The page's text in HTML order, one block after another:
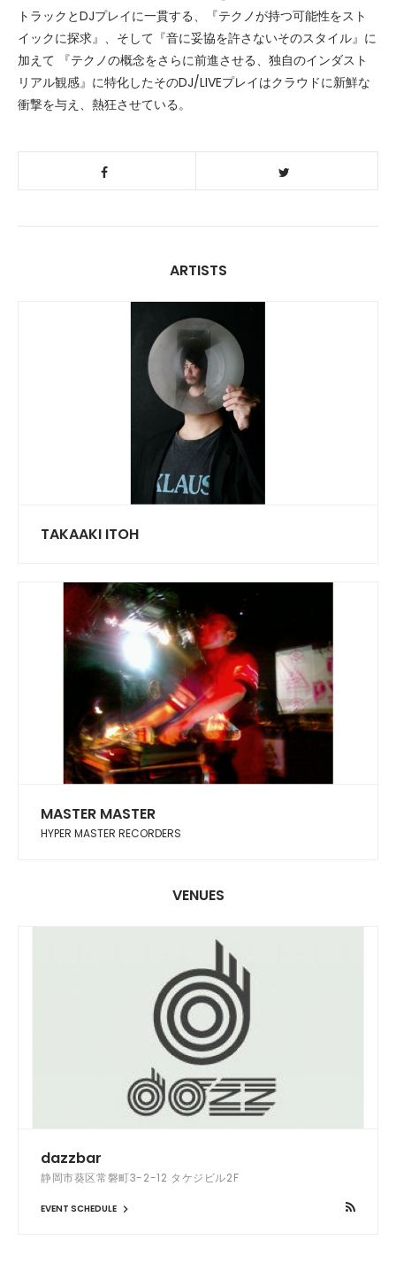
トラックとDJプレイに一貫する、『テクノが持つ可能性をスト
イックに探求』、そして『音に妥協を許さないそのスタイル』に
加えて 『テクノの概念をさらに前進させる、独自のインダスト
リアル観感』に特化したそのDJ/LIVEプレイはクラウドに新鮮な
衝撃を与え、熱狂させている。
ARTISTS
TAKAAKI ITOH
MASTER MASTER
HYPER MASTER RECORDERS
VENUES
dazzbar
静岡市葵区常磐町3-2-12 タケジビル2F
EVENT SCHEDULE